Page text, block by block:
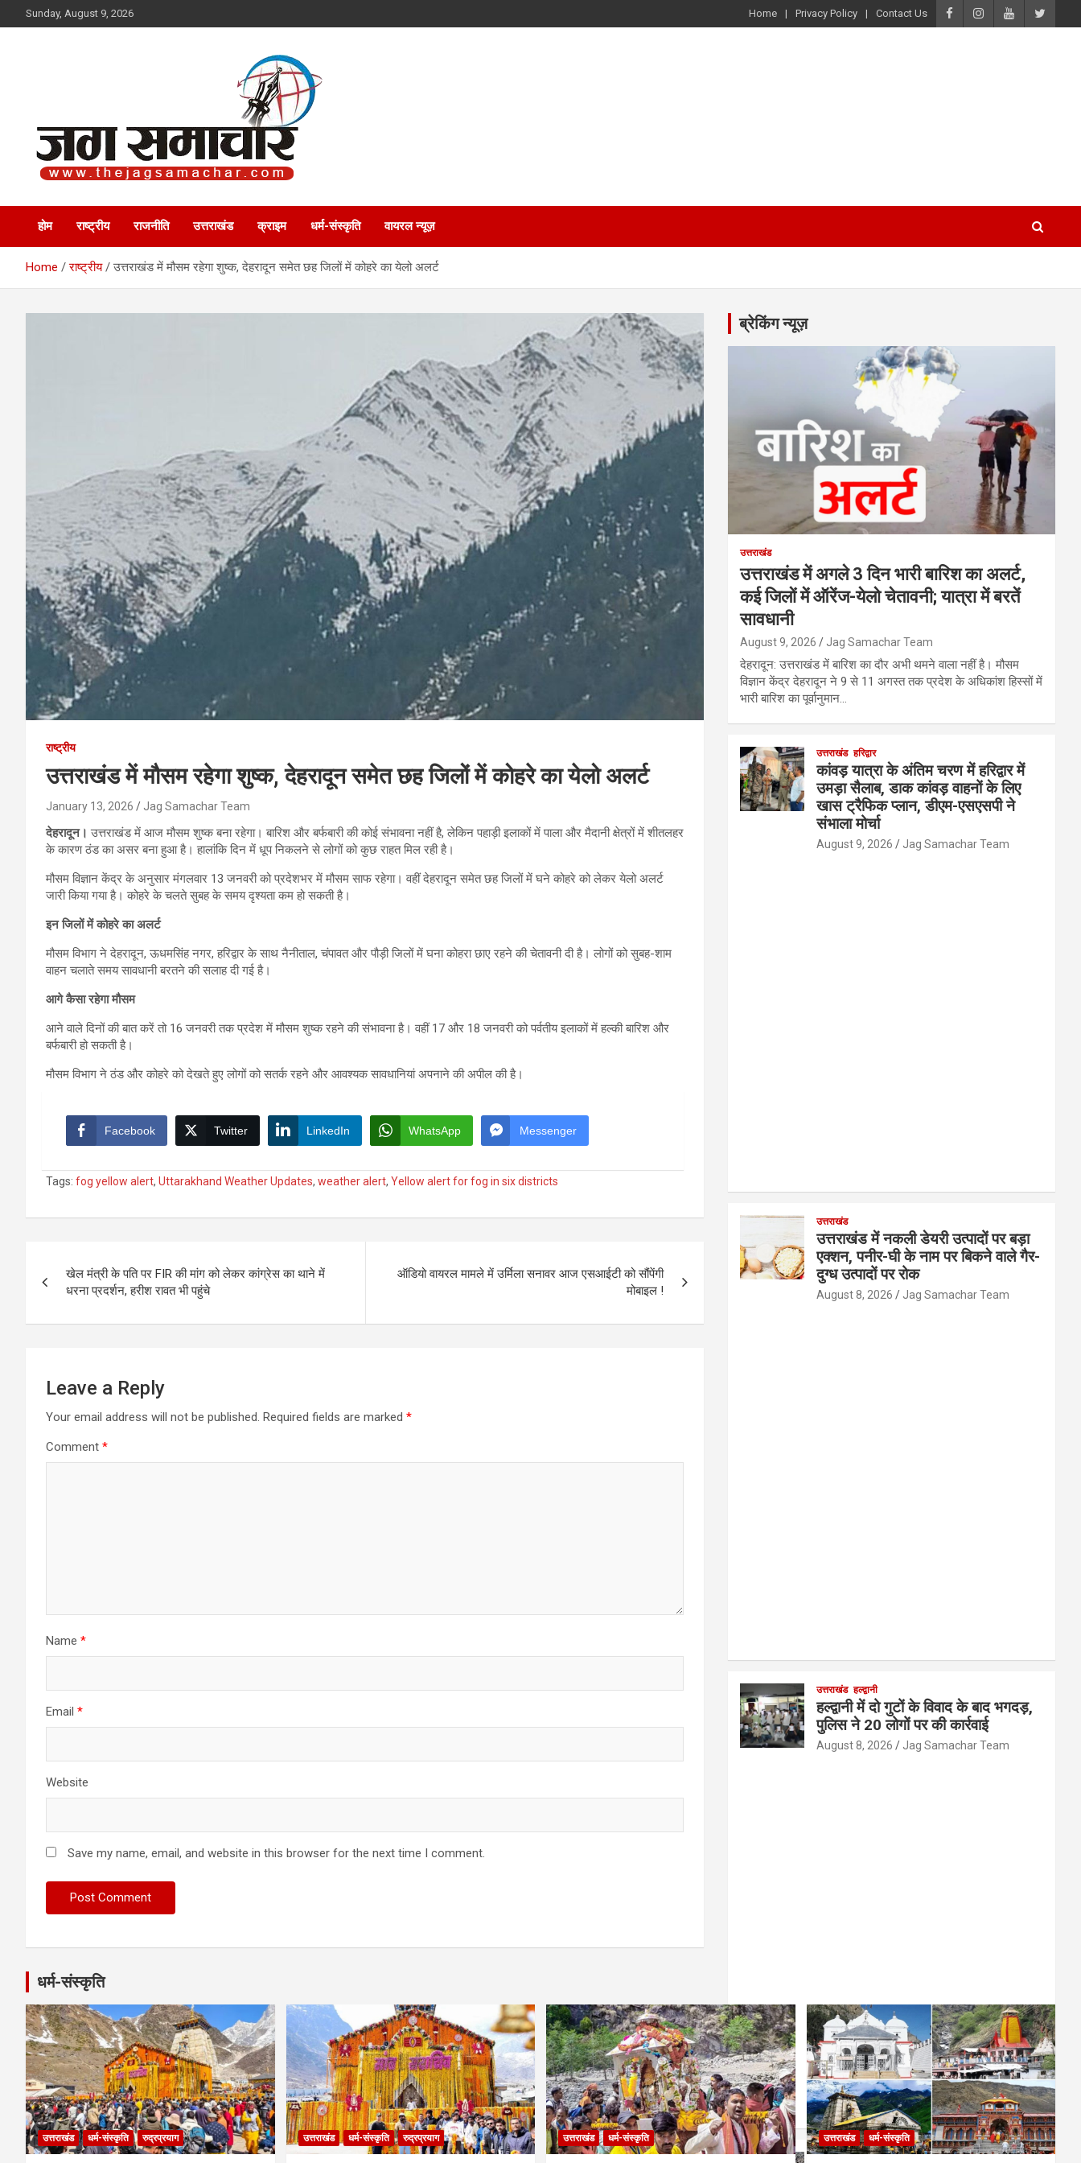
to
Sunday, August 9, 2026 Home Privacy Policy Contact Us
Jag Samachar
होम राष्ट्रीय राजनीति उत्तराखंड क्राइम धर्म-संस्कृति वायरल न्यूज़
Home राष्ट्रीय उत्तराखंड में मौसम रहेगा शुष्क, देहरादून समेत छह जिलों में कोहरे का येलो अलर्ट
राष्ट्रीय
उत्तराखंड में मौसम रहेगा शुष्क, देहरादून समेत छह जिलों में कोहरे का येलो अलर्ट
January 13, 2026 Jag Samachar Team
देहरादून। उत्तराखंड में आज मौसम शुष्क बना रहेगा। बारिश और बर्फबारी की कोई संभावना नहीं है, लेकिन पहाड़ी इलाकों में पाला और मैदानी क्षेत्रों में शीतलहर
के कारण ठंड का असर बना हुआ है। हालांकि दिन में धूप निकलने से लोगों को कुछ राहत मिल रही है।
मौसम विज्ञान केंद्र के अनुसार मंगलवार 13 जनवरी को प्रदेशभर में मौसम साफ रहेगा। वहीं देहरादून समेत छह जिलों में घने कोहरे को लेकर येलो अलर्ट
जारी किया गया है। कोहरे के चलते सुबह के समय दृश्यता कम हो सकती है।
इन जिलों में कोहरे का अलर्ट
मौसम विभाग ने देहरादून, ऊधमसिंह नगर, हरिद्वार के साथ नैनीताल, चंपावत और पौड़ी जिलों में घना कोहरा छाए रहने की चेतावनी दी है। लोगों को सुबह-शाम
वाहन चलाते समय सावधानी बरतने की सलाह दी गई है।
आगे कैसा रहेगा मौसम
आने वाले दिनों की बात करें तो 16 जनवरी तक प्रदेश में मौसम शुष्क रहने की संभावना है। वहीं 17 और 18 जनवरी को पर्वतीय इलाकों में हल्की बारिश और
बर्फबारी हो सकती है।
मौसम विभाग ने ठंड और कोहरे को देखते हुए लोगों को सतर्क रहने और आवश्यक सावधानियां अपनाने की अपील की है।
Facebook Twitter LinkedIn WhatsApp Messenger
Tags: fog yellow alert, Uttarakhand Weather Updates, weather alert, Yellow alert for fog in six districts
navigation
खेल मंत्री के पति पर FIR की मांग को लेकर कांग्रेस का थाने में
धरना प्रदर्शन, हरीश रावत भी पहुंचे
ऑडियो वायरल मामले में उर्मिला सनावर आज एसआईटी को सौंपेंगी
मोबाइल !
Leave a Reply
Your email address will not be published. Required fields are marked *
Comment *
Name *
Email *
Website
Save my name, email, and website in this browser for the next time I comment.
ब्रेकिंग न्यूज़
उत्तराखंड
उत्तराखंड में अगले 3 दिन भारी बारिश का अलर्ट,
कई जिलों में ऑरेंज-येलो चेतावनी; यात्रा में बरतें
सावधानी
August 9, 2026 Jag Samachar Team
देहरादून: उत्तराखंड में बारिश का दौर अभी थमने वाला नहीं है। मौसम
विज्ञान केंद्र देहरादून ने 9 से 11 अगस्त तक प्रदेश के अधिकांश हिस्सों में
भारी बारिश का पूर्वानुमान…
उत्तराखंड हरिद्वार
कांवड़ यात्रा के अंतिम चरण में हरिद्वार में
उमड़ा सैलाब, डाक कांवड़ वाहनों के लिए
खास ट्रैफिक प्लान, डीएम-एसएसपी ने
संभाला मोर्चा
August 9, 2026 Jag Samachar Team
उत्तराखंड
उत्तराखंड में नकली डेयरी उत्पादों पर बड़ा
एक्शन, पनीर-घी के नाम पर बिकने वाले गैर-
दुग्ध उत्पादों पर रोक
August 8, 2026 Jag Samachar Team
उत्तराखंड हल्द्वानी
हल्द्वानी में दो गुटों के विवाद के बाद भगदड़,
पुलिस ने 20 लोगों पर की कार्रवाई
August 8, 2026 Jag Samachar Team
धर्म-संस्कृति
उत्तराखंड धर्म-संस्कृति रुद्रप्रयाग उत्तराखंड धर्म-संस्कृति रुद्रप्रयाग उत्तराखंड धर्म-संस्कृति उत्तराखंड धर्म-संस्कृति